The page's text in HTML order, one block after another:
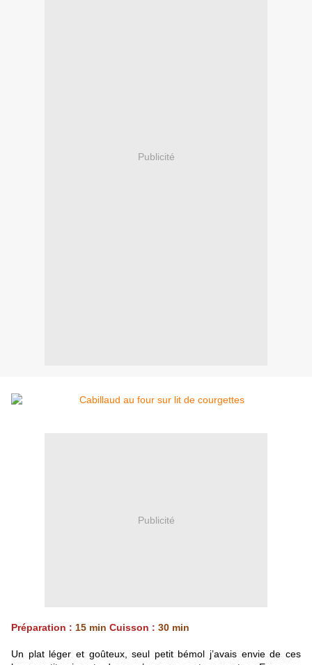
Publicité
Publicité
Préparation : 15 min Cuisson : 30 min
Un plat léger et goûteux, seul petit bémol j’avais envie de ces